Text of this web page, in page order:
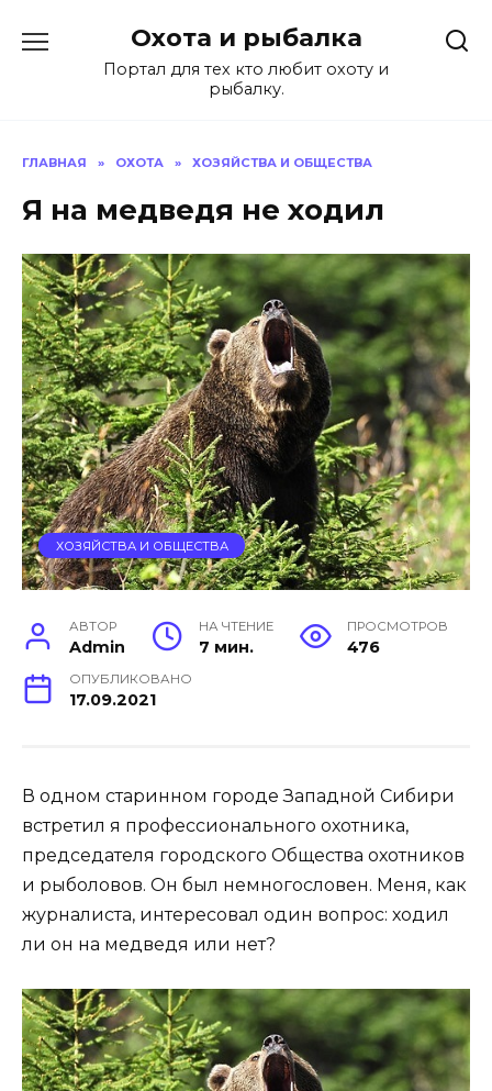
содержанию
Охота и рыбалка
Портал для тех кто любит охоту и
рыбалку.
ГЛАВНАЯ » ОХОТА » ХОЗЯЙСТВА И ОБЩЕСТВА
Я на медведя не ходил
ХОЗЯЙСТВА И ОБЩЕСТВА
АВТОР
Admin
НА ЧТЕНИЕ
7 мин.
ПРОСМОТРОВ
476
ОПУБЛИКОВАНО
17.09.2021
В одном старинном городе Западной Сибири
встретил я профессионального охотника,
председателя городского Общества охотников
и рыболовов. Он был немногословен. Меня, как
журналиста, интересовал один вопрос: ходил
ли он на медведя или нет?